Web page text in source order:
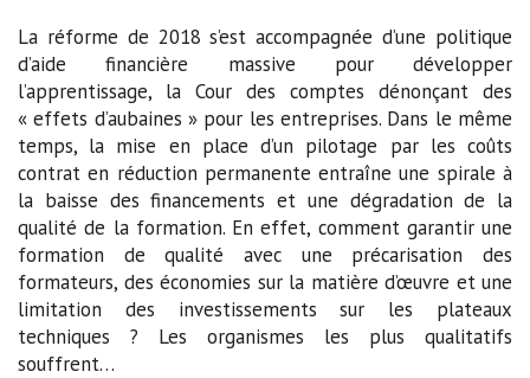
La réforme de 2018 s’est accompagnée d’une politique
d’aide financière massive pour développer
l’apprentissage, la Cour des comptes dénonçant des
« effets d’aubaines » pour les entreprises. Dans le même
temps, la mise en place d’un pilotage par les coûts
contrat en réduction permanente entraîne une spirale à
la baisse des financements et une dégradation de la
qualité de la formation. En effet, comment garantir une
formation de qualité avec une précarisation des
formateurs, des économies sur la matière d’œuvre et une
limitation des investissements sur les plateaux
techniques ? Les organismes les plus qualitatifs
souffrent…